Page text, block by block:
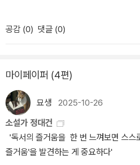
주제로 사회학·역사·심리학·철학·진화
논의와 탐구를 순회한 저자는 마침내 뭇
인간관계 문제를 해결해줄 결론에 다다
백하며 소중한 사람들에게 진솔하게 다
원으로서가 아닌 자기 자신으로서 나의
대로 받아들이고, 주위의 친구나 이웃에
의 마음을 조심스럽게 그러나 왜곡 없이
부분은 나 자신에게 문제가 있다는 사실
다고 고백하는 것 말야.” 저자는 누구나
제 경험을 상세히 공유하며 관계 개선을
는 남성 자살률. 50대와 60대 남성의 고
사의 절반을 넘어섰다. 고독과 고립은 한
영 나오지 못할지도 모른다.『남자는 왜
후 타임스, 가디언, BBC 라디오 등 다수
받았다. 영국의 스탠드업 코미디언이자
스’는 자신이 겪은 일화를 가감없이 소개
정 표현, 성향 등 관계 맺기과 관련된 다
분석한다. 남성들의 우정과 여성들의 우
의 감정 표현이 왜 항상 어설프고 서투른
공감 (0) 댓글 (0)
마이페이퍼 (4편)
묘생 2025-10-26
소설가 정대건
'독서의 즐거움을 한 번 느껴보면 스스
즐거움'을 발견하는 게 중요하다'